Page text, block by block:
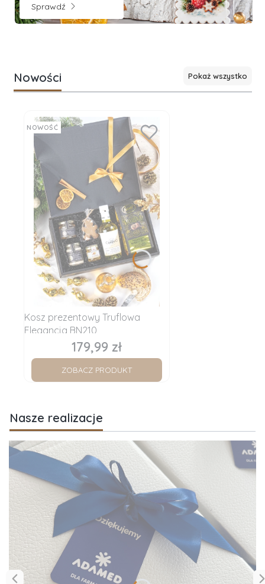
Sprawdź
Nowości Pokaż wszystko
NOWOŚĆ
Kosz prezentowy Truflowa
Elegancja BN210
Cena
179,99 zł
ZOBACZ PRODUKT
Nasze realizacje